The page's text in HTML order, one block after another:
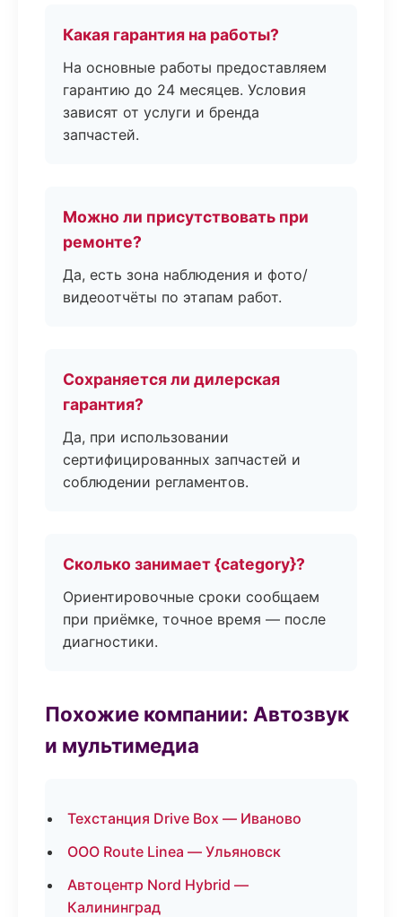
Какая гарантия на работы?
На основные работы предоставляем
гарантию до 24 месяцев. Условия
зависят от услуги и бренда
запчастей.
Можно ли присутствовать при
ремонте?
Да, есть зона наблюдения и фото/
видеоотчёты по этапам работ.
Сохраняется ли дилерская
гарантия?
Да, при использовании
сертифицированных запчастей и
соблюдении регламентов.
Сколько занимает {category}?
Ориентировочные сроки сообщаем
при приёмке, точное время — после
диагностики.
Похожие компании: Автозвук
и мультимедиа
Техстанция Drive Box — Иваново
ООО Route Linea — Ульяновск
Автоцентр Nord Hybrid —
Калининград